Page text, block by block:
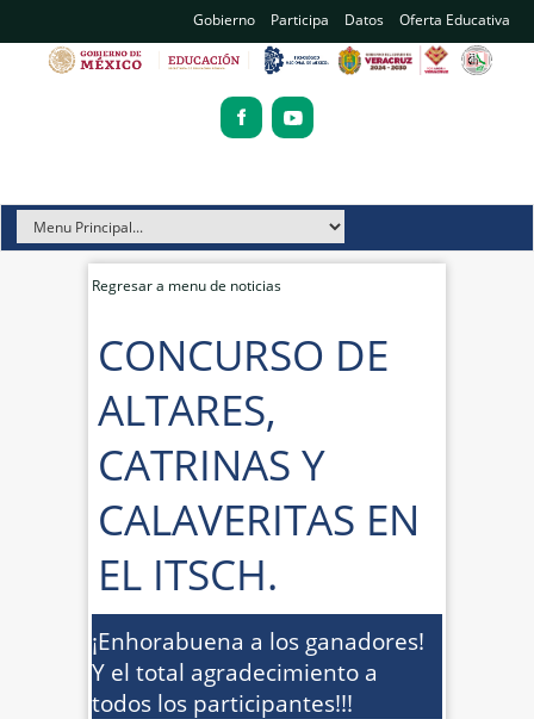
Gobierno Participa Datos Oferta Educativa
Regresar a menu de noticias
CONCURSO DE
ALTARES,
CATRINAS Y
CALAVERITAS EN
EL ITSCH.
¡Enhorabuena a los ganadores!
Y el total agradecimiento a
todos los participantes!!!